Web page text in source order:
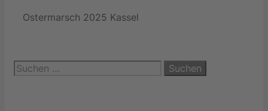
Ostermarsch 2025 Kassel
Suchen
nach: